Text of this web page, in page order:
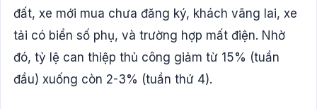
đất, xe mới mua chưa đăng ký, khách vãng lai, xe
tải có biển số phụ, và trường hợp mất điện. Nhờ
đó, tỷ lệ can thiệp thủ công giảm từ 15% (tuần
đầu) xuống còn 2-3% (tuần thứ 4).